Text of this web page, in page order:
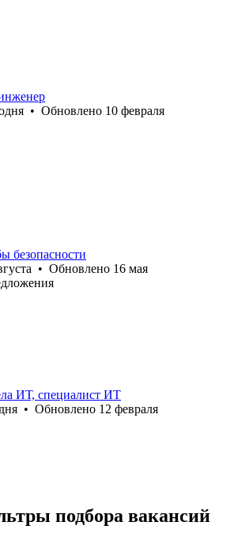
• Обновлено 10 февраля
безопасности
• Обновлено 16 мая
ИТ, специалист ИТ
• Обновлено 12 февраля
подбора вакансий